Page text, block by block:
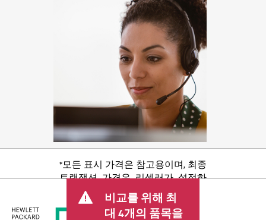
*모든 표시 가격은 참고용이며, 최종
트랜잭션 가격은 리셀러가 설정하
며 판매세/VAT 및 배송 등 기타 수수
료가 포함될 수 있습니다. 리셀러가
설정한 트랜잭션 가격은 다른 리셀
비교를 위해 최
대 4개의 품목을